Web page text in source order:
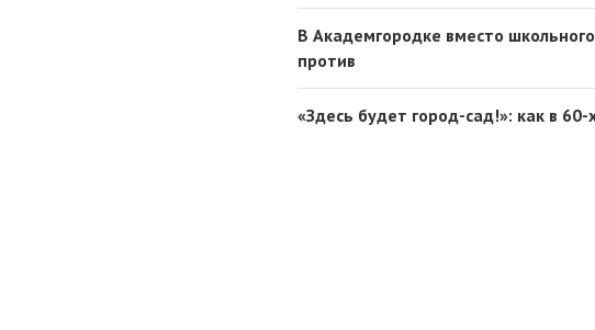
В Академгородке вместо
против
«Здесь будет город-сад!»: как в